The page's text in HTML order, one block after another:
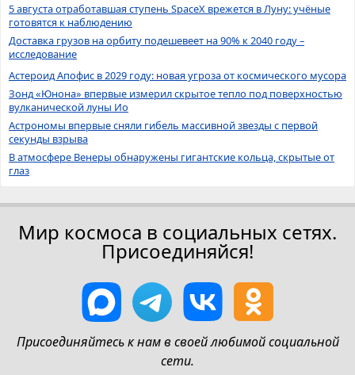
5 августа отработавшая ступень SpaceX врежется в Луну: учёные
готовятся к наблюдению
Доставка грузов на орбиту подешевеет на 90% к 2040 году –
исследование
Астероид Апофис в 2029 году: новая угроза от космического мусора
Зонд «Юнона» впервые измерил скрытое тепло под поверхностью
вулканической луны Ио
Астрономы впервые сняли гибель массивной звезды с первой
секунды взрыва
В атмосфере Венеры обнаружены гигантские кольца, скрытые от
глаз
Мир космоса в социальных сетях.
Присоединяйся!
Присоединяйтесь к нам в своей любимой социальной
сети.